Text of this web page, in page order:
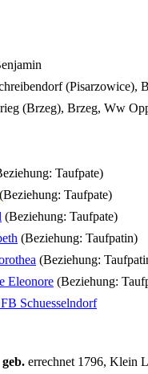
(Pisarzowice),
(Brzeg), Brzeg, Ww
Taufpate)
(Beziehung: Taufpate)
(Beziehung: Taufpate)
(Beziehung: Taufpatin)
(Beziehung:
Eleonore (Beziehung:
Schuesselndorf
geb. errechnet 1796, Klein